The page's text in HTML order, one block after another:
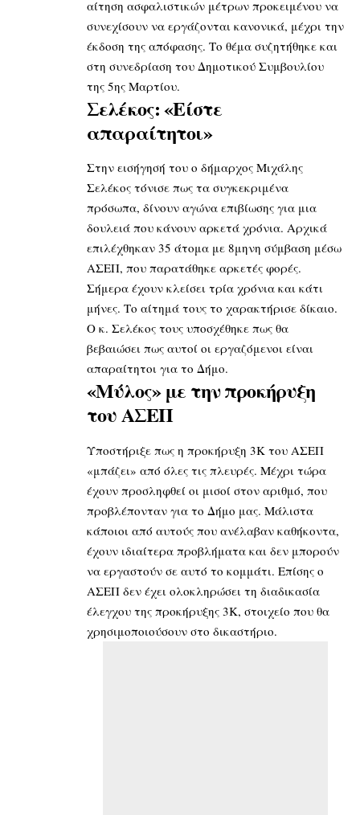
αίτηση ασφαλιστικών μέτρων προκειμένου να
συνεχίσουν να εργάζονται κανονικά, μέχρι την
έκδοση της απόφασης. Το θέμα συζητήθηκε και
στη συνεδρίαση του Δημοτικού Συμβουλίου
της 5ης Μαρτίου.
Σελέκος: «Είστε
απαραίτητοι»
Στην εισήγησή του ο δήμαρχος Μιχάλης
Σελέκος τόνισε πως τα συγκεκριμένα
πρόσωπα, δίνουν αγώνα επιβίωσης για μια
δουλειά που κάνουν αρκετά χρόνια. Αρχικά
επιλέχθηκαν 35 άτομα με 8μηνη σύμβαση μέσω
ΑΣΕΠ, που παρατάθηκε αρκετές φορές.
Σήμερα έχουν κλείσει τρία χρόνια και κάτι
μήνες. Το αίτημά τους το χαρακτήρισε δίκαιο.
Ο κ. Σελέκος τους υποσχέθηκε πως θα
βεβαιώσει πως αυτοί οι εργαζόμενοι είναι
απαραίτητοι για το Δήμο.
«Μύλος» με την προκήρυξη
του ΑΣΕΠ
Υποστήριξε πως η προκήρυξη 3Κ του ΑΣΕΠ
«μπάζει» από όλες τις πλευρές. Μέχρι τώρα
έχουν προσληφθεί οι μισοί στον αριθμό, που
προβλέπονταν για το Δήμο μας. Μάλιστα
κάποιοι από αυτούς που ανέλαβαν καθήκοντα,
έχουν ιδιαίτερα προβλήματα και δεν μπορούν
να εργαστούν σε αυτό το κομμάτι. Επίσης ο
ΑΣΕΠ δεν έχει ολοκληρώσει τη διαδικασία
έλεγχου της προκήρυξης 3Κ, στοιχείο που θα
χρησιμοποιούσουν στο δικαστήριο.